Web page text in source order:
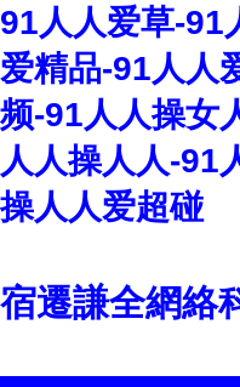
91人人爱草-91
爱精品-91人人
频-91人人操女
人人操人人-91
操人人爱超碰
宿遷謙全網絡